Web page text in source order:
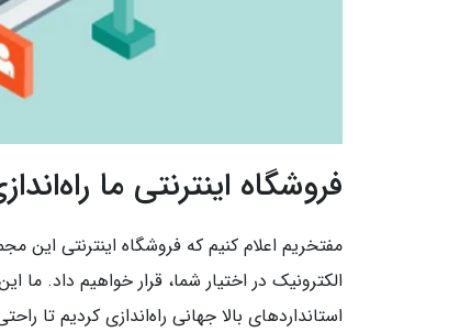
فروشگاه اینترنتی ما
مفتخریم اعلام کنیم که فروشگاه اینترنتی
الکترونیک در اختیار شما، قرار خواهیم داد. ما
استانداردهای بالا جهانی راه‌اندازی کردیم تا